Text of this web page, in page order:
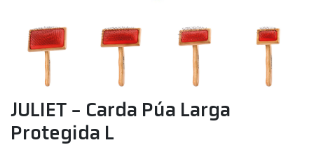
JULIET - Carda Púa Larga
Protegida L